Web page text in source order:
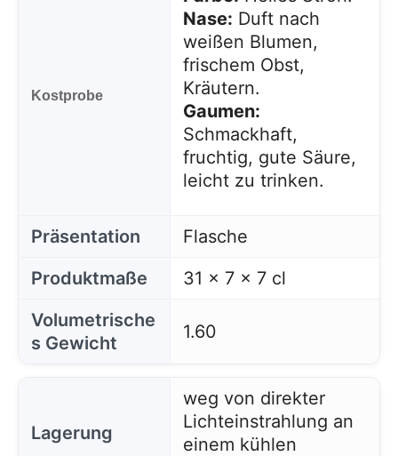
Kostprobe
Nase: Duft nach
weißen Blumen,
frischem Obst,
Kräutern.
Gaumen:
Schmackhaft,
fruchtig, gute Säure,
leicht zu trinken.
Präsentation
Flasche
Produktmaße
31 x 7 x 7 cl
Volumetrische
s Gewicht
1.60
Lagerung
weg von direkter
Lichteinstrahlung an
einem kühlen